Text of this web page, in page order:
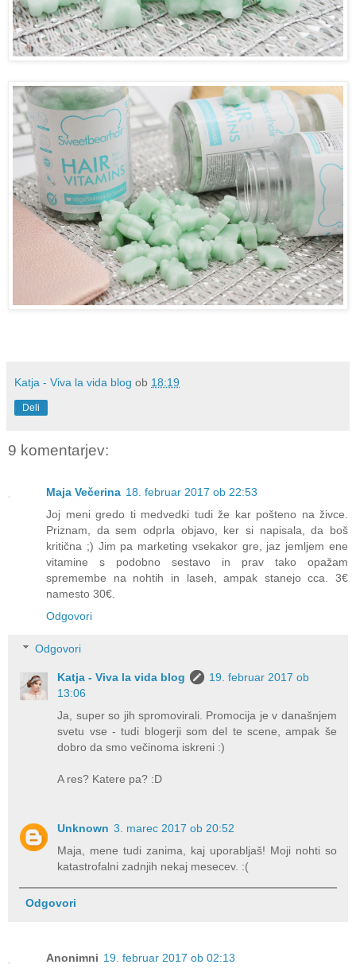
Katja - Viva la vida blog ob 18:19
Deli
9 komentarjev:
Maja Večerina 18. februar 2017 ob 22:53
Joj meni gredo ti medvedki tudi že kar pošteno na živce.
Priznam, da sem odprla objavo, ker si napisala, da boš
kritična ;) Jim pa marketing vsekakor gre, jaz jemljem ene
vitamine s podobno sestavo in prav tako opažam
spremembe na nohtih in laseh, ampak stanejo cca. 3€
namesto 30€.
Odgovori
Odgovori
Katja - Viva la vida blog
19. februar 2017 ob
13:06
Ja, super so jih spromovirali. Promocija je v današnjem
svetu vse - tudi blogerji som del te scene, ampak še
dobro da smo večinoma iskreni :)
A res? Katere pa? :D
Unknown 3. marec 2017 ob 20:52
Maja, mene tudi zanima, kaj uporabljaš! Moji nohti so
katastrofalni zadnjih nekaj mesecev. :(
Odgovori
Anonimni 19. februar 2017 ob 02:13